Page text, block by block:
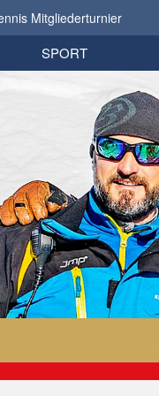
Mitgliederturnier
SPORT
2018